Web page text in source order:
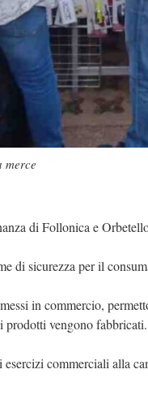
di Follonica e
di sicurezza per il
in commercio,
prodotti vengono
esercizi commerciali alla